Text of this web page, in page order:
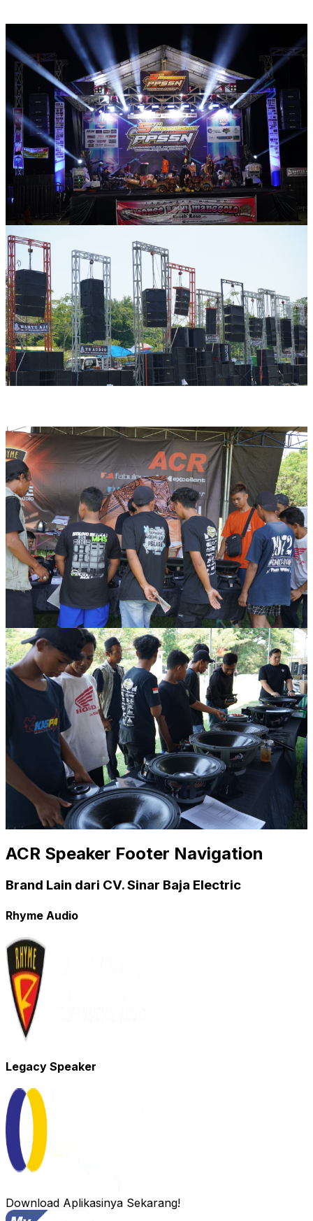
ACR Speaker Footer Navigation
Brand Lain dari CV. Sinar Baja Electric
Rhyme Audio
Legacy Speaker
Download Aplikasinya Sekarang!